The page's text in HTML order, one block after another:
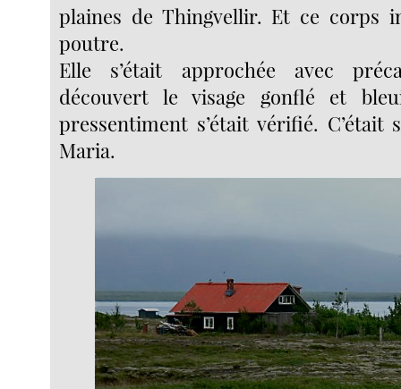
plaines de Thingvellir. Et ce corps
poutre.
Elle s’était approchée avec
découvert le visage gonflé et
pressentiment s’était vérifié. C’était
Maria.